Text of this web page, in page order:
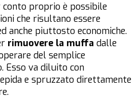
conto proprio è possibile
che risultano essere
anche piuttosto economiche.
rimuovere la muffa dalle
del semplice
Esso va diluito con
e spruzzato direttamente